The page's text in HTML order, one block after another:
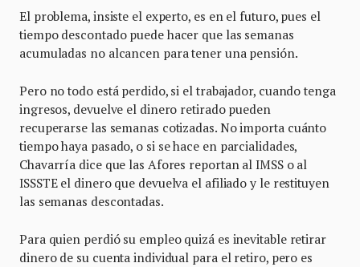
El problema, insiste el experto, es en el futuro, pues el
tiempo descontado puede hacer que las semanas
acumuladas no alcancen para tener una pensión.
Pero no todo está perdido, si el trabajador, cuando tenga
ingresos, devuelve el dinero retirado pueden
recuperarse las semanas cotizadas. No importa cuánto
tiempo haya pasado, o si se hace en parcialidades,
Chavarría dice que las Afores reportan al IMSS o al
ISSSTE el dinero que devuelva el afiliado y le restituyen
las semanas descontadas.
Para quien perdió su empleo quizá es inevitable retirar
dinero de su cuenta individual para el retiro, pero es